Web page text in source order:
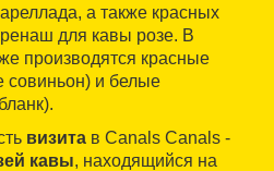
а также красных
для кавы розе. В
производятся красные
совиньон) и белые
визита в Canals Canals -
кавы, находящийся на